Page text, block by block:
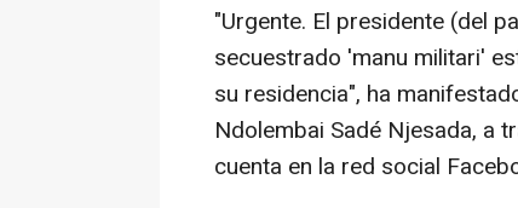
"Urgente. El presidente (del
secuestrado 'manu militari'
su residencia", ha
Ndolembai Sadé Njesada, a
cuenta en la red social